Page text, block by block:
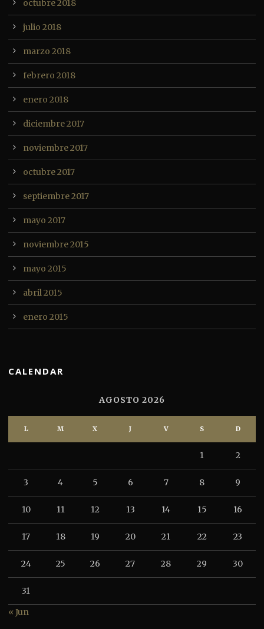
octubre 2018
julio 2018
marzo 2018
febrero 2018
enero 2018
diciembre 2017
noviembre 2017
octubre 2017
septiembre 2017
mayo 2017
noviembre 2015
mayo 2015
abril 2015
enero 2015
CALENDAR
AGOSTO 2026
L M X J V S D
1 2
3 4 5 6 7 8 9
10 11 12 13 14 15 16
17 18 19 20 21 22 23
24 25 26 27 28 29 30
31
« Jun